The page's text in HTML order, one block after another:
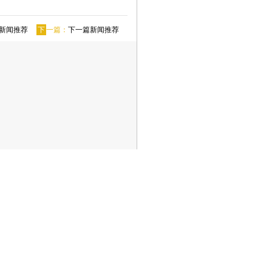
下一篇： 下一篇新闻推荐
闻推荐